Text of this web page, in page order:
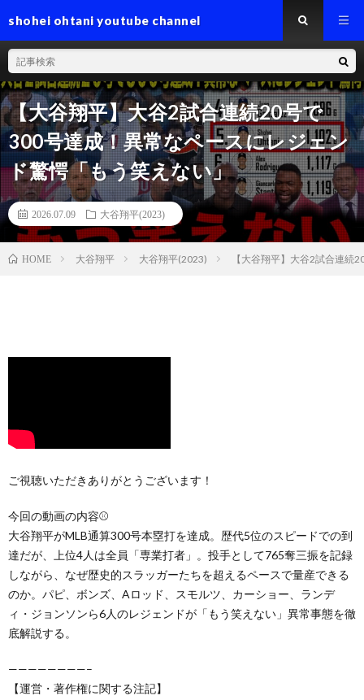
shohei ohtani youtube channel
【大谷翔平】大谷2試合連続20号で
300号達成！異常なペースにレジェン
ド驚愕「もう笑えない」
2026.07.09 大谷翔平(2023)
HOME 大谷翔平 大谷翔平(2023) 【大谷翔平】大谷2試合連続
ご視聴いただきありがとうございます！
今回の動画の内容⚾️
大谷翔平がMLB通算300号本塁打を達成。歴代5位のスピードでの到
達だが、上位4人は全員「専業打者」。投手として765奪三振を記録
しながら、なぜ歴史的スラッガーたちを超えるペースで量産できる
のか。パピ、ボンズ、Aロッド、スモルツ、カーショー、ランデ
ィ・ジョンソンら6人のレジェンドが「もう笑えない」異常事態を徹
底解説する。
————————–
【運営・著作権に関する注記】